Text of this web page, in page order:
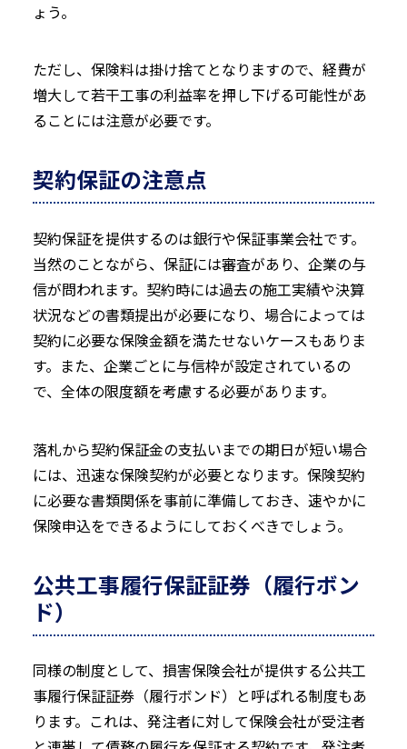
ょう。
ただし、保険料は掛け捨てとなりますので、経費が
増大して若干工事の利益率を押し下げる可能性があ
ることには注意が必要です。
契約保証の注意点
契約保証を提供するのは銀行や保証事業会社です。
当然のことながら、保証には審査があり、企業の与
信が問われます。契約時には過去の施工実績や決算
状況などの書類提出が必要になり、場合によっては
契約に必要な保険金額を満たせないケースもありま
す。また、企業ごとに与信枠が設定されているの
で、全体の限度額を考慮する必要があります。
落札から契約保証金の支払いまでの期日が短い場合
には、迅速な保険契約が必要となります。保険契約
に必要な書類関係を事前に準備しておき、速やかに
保険申込をできるようにしておくべきでしょう。
公共工事履行保証証券（履行ボン
ド）
同様の制度として、損害保険会社が提供する公共工
事履行保証証券（履行ボンド）と呼ばれる制度もあ
ります。これは、発注者に対して保険会社が受注者